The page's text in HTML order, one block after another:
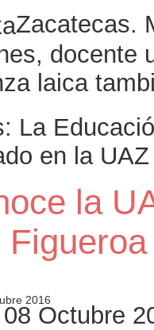
Zacatecas.
docente
laica
La
en la UAZ
la
2016
Octubre